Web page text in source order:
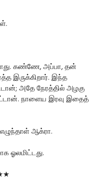
கண்ணே, அப்பா, தன்
இருக்கிறார். இந்த
அதே நேரத்தில் அழகு
நாளைய இரவு இதைத்
எழுந்தாள் ஆக்ரா.
ஓலமிட்டது.